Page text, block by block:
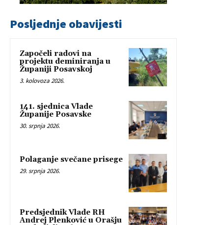
Posljednje obavijesti
Započeli radovi na
projektu deminiranja u
Županiji Posavskoj
3. kolovoza 2026.
141. sjednica Vlade
Županije Posavske
30. srpnja 2026.
Polaganje svečane prisege
29. srpnja 2026.
Predsjednik Vlade RH
Andrej Plenković u Orašju